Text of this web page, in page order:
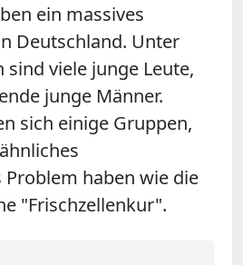
ein massives
Deutschland. Unter
sind viele junge Leute,
junge Männer.
sich einige Gruppen,
haben wie die
"Frischzellenkur".